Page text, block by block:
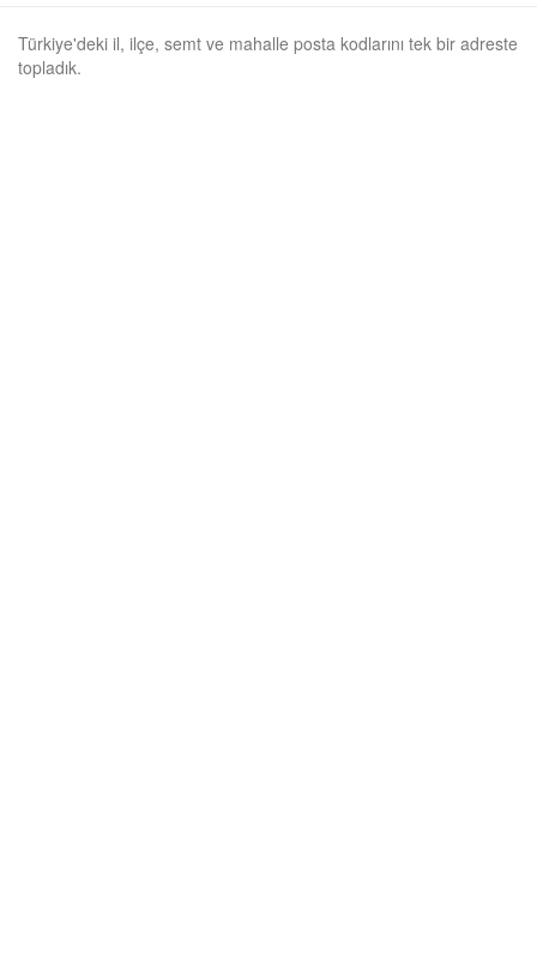
Türkiye'deki il, ilçe, semt ve mahalle posta kodlarını tek bir adreste
topladık.